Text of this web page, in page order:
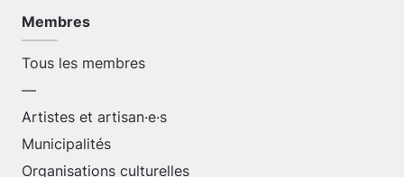
Membres
Tous les membres
—
Artistes et artisan·e·s
Municipalités
Organisations culturelles